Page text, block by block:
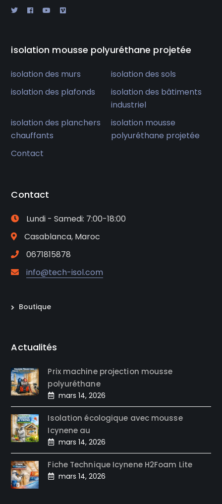
isolation mousse polyuréthane projetée
isolation des murs
isolation des sols
isolation des plafonds
isolation des bâtiments
industriel
isolation des planchers
chauffants
isolation mousse
polyuréthane projetée
Contact
Contact
Lundi - Samedi: 7:00-18:00
Casablanca, Maroc
0671815878
info@tech-isol.com
Boutique
Actualités
Prix machine projection mousse
polyuréthane
mars 14, 2026
Isolation écologique avec mousse
Icynene au
mars 14, 2026
Fiche Technique Icynene H2Foam Lite
mars 14, 2026